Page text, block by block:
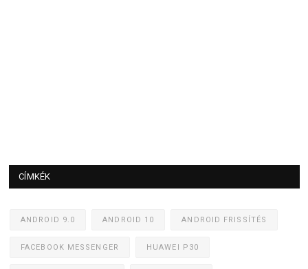
CÍMKÉK
ANDROID 9.0 ANDROID 10 ANDROID FRISSÍTÉS
FACEBOOK MESSENGER HUAWEI P30